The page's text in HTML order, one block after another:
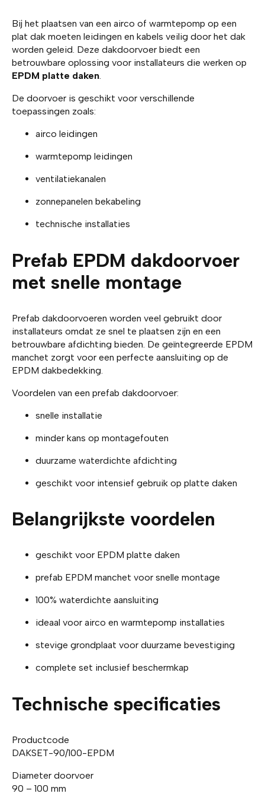
Bij het plaatsen van een airco of warmtepomp op een
plat dak moeten leidingen en kabels veilig door het dak
worden geleid. Deze dakdoorvoer biedt een
betrouwbare oplossing voor installateurs die werken op
EPDM platte daken.
De doorvoer is geschikt voor verschillende
toepassingen zoals:
airco leidingen
warmtepomp leidingen
ventilatiekanalen
zonnepanelen bekabeling
technische installaties
Prefab EPDM dakdoorvoer
met snelle montage
Prefab dakdoorvoeren worden veel gebruikt door
installateurs omdat ze snel te plaatsen zijn en een
betrouwbare afdichting bieden. De geïntegreerde EPDM
manchet zorgt voor een perfecte aansluiting op de
EPDM dakbedekking.
Voordelen van een prefab dakdoorvoer:
snelle installatie
minder kans op montagefouten
duurzame waterdichte afdichting
geschikt voor intensief gebruik op platte daken
Belangrijkste voordelen
geschikt voor EPDM platte daken
prefab EPDM manchet voor snelle montage
100% waterdichte aansluiting
ideaal voor airco en warmtepomp installaties
stevige grondplaat voor duurzame bevestiging
complete set inclusief beschermkap
Technische specificaties
Productcode
DAKSET-90/100-EPDM
Diameter doorvoer
90 – 100 mm